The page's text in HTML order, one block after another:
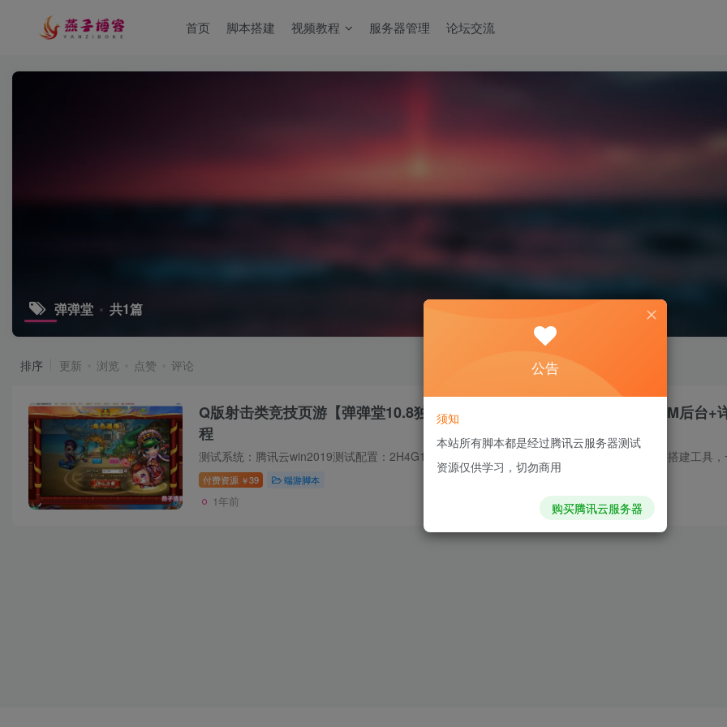
首页 脚本搭建 视频教程 服务器管理 论坛交流
弹弹堂 共1篇
排序 更新 浏览 点赞 评论
Q版射击类竞技页游【弹弹堂10.8独家纹章版】WIN一键全自动搭建端+GM后台+
程
付费资源 ￥39 端游脚本
1年前
公告
须知
本站所有脚本都是经过腾讯云服务器测试
资源仅供学习，切勿商用
购买腾讯云服务器